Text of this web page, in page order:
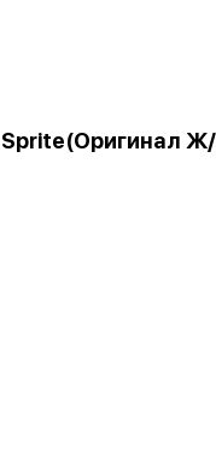
Sprite(Оригинал